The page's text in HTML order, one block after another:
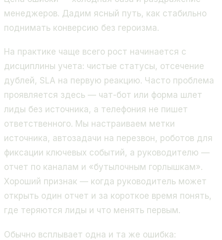
менеджеров. Дадим ясный путь, как стабильно
поднимать конверсию без героизма.
На практике чаще всего рост начинается с
дисциплины учета: чистые статусы, отсечение
дублей, SLA на первую реакцию. Часто проблема
проявляется здесь — чат-бот или форма шлет
лиды без источника, а телефония не пишет
ответственного. Мы настраиваем метки
источника, автозадачи на перезвон, роботов для
фиксации ключевых событий, а руководителю —
отчет по каналам и «бутылочным горлышкам».
Хороший признак — когда руководитель может
открыть один отчет и за короткое время понять,
где теряются лиды и что менять первым.
Обычно всплывает одна и та же ошибка: